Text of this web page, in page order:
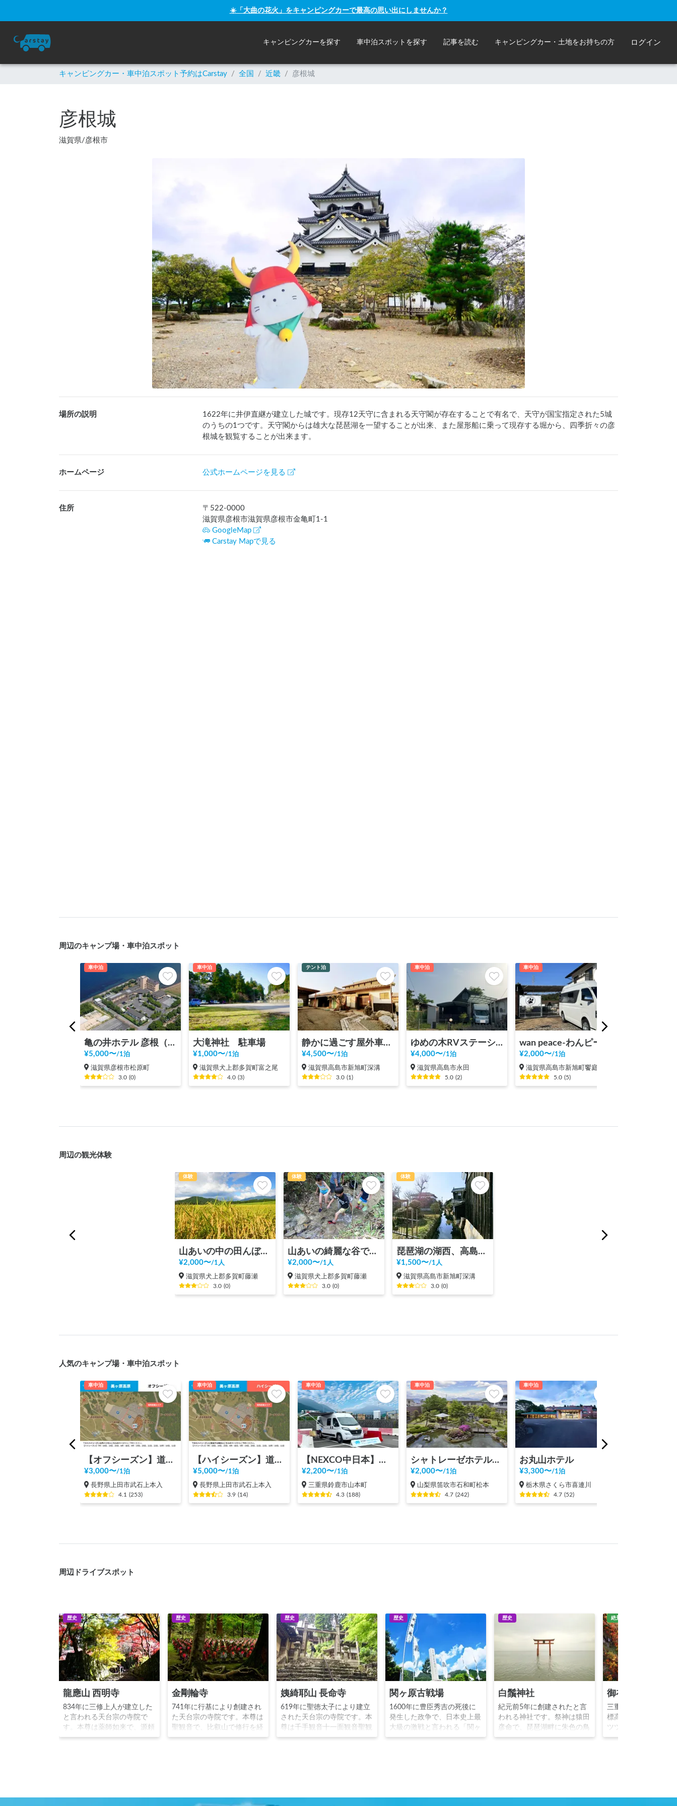
☀️「大曲の花火」をキャンピングカーで最高の思い出にしませんか？
キャンピングカーを探す 車中泊スポットを探す 記事を読む キャンピングカー・土地をお持ちの方 ログイン
キャンピングカー・車中泊スポット予約はCarstay / 全国 / 近畿 / 彦根城
彦根城
滋賀県/彦根市
場所の説明
1622年に井伊直継が建立した城です。現存12天守に含まれる天守閣が存在することで有名で、天守が国宝指定された5城
のうちの1つです。天守閣からは雄大な琵琶湖を一望することが出来、また屋形船に乗って現存する堀から、四季折々の彦
根城を観覧することが出来ます。
ホームページ 公式ホームページを見る
住所 〒 522-0000
滋賀県彦根市滋賀県彦根市金亀町1-1
GoogleMap
Carstay Mapで見る
周辺のキャンプ場・車中泊スポット
車中泊
亀の井ホテル 彦根（旧かんぽの宿彦根）
¥5,000〜/1泊
滋賀県彦根市松原町
3.0 (0)
車中泊
大滝神社 駐車場
¥1,000〜/1泊
滋賀県犬上郡多賀町富之尾
4.0 (3)
テント泊
静かに過ごす屋外車中泊スペース のすたる路@深溝
¥4,500〜/1泊
滋賀県高島市新旭町深溝
3.0 (1)
車中泊
ゆめの木RVステーション
¥4,000〜/1泊
滋賀県高島市永田
5.0 (2)
車中泊
¥2,000〜/1泊
滋賀県高島市新旭町饗庭
5.0 (5)
周辺の観光体験
体験
山あいの中の田んぼで稲刈りと新米おにぎり食べ放題
¥2,000〜/1人
滋賀県犬上郡多賀町藤瀬
3.0 (0)
体験
山あいの綺麗な谷でイワナをつかんで食べる
¥2,000〜/1人
滋賀県犬上郡多賀町藤瀬
3.0 (0)
体験
琵琶湖の湖西、高島市の魅力をシェア
¥1,500〜/1人
滋賀県高島市新旭町深溝
3.0 (0)
人気のキャンプ場・車中泊スポット
車中泊
【オフシーズン】道の駅 美ヶ原高原
¥3,000〜/1泊
長野県上田市武石上本入
4.1 (253)
車中泊
【ハイシーズン】道の駅 美ヶ原高原
¥5,000〜/1泊
長野県上田市武石上本入
3.9 (14)
車中泊
【NEXCO中日本】新名神 鈴鹿PA（上り）RVステーション鈴鹿※電源付き！
¥2,200〜/1泊
三重県鈴鹿市山本町
4.3 (188)
車中泊
シャトレーゼホテル石和
¥2,000〜/1泊
山梨県笛吹市石和町松本
4.7 (242)
車中泊
お丸山ホテル
¥3,300〜/1泊
栃木県さくら市喜連川
4.7 (52)
周辺ドライブスポット
歴史
龍應山 西明寺
834年に三修上人が建立した
と言われる天台宗の寺院で
す。本尊は薬師如来で、源頼
朝が戦勝祈願に訪れたと言い
歴史
金剛輪寺
741年に行基により創建され
た天台宗の寺院です。本尊は
聖観音で、比叡山で修行を経
た円仁の天台密教の道場とさ
る焼き討ちから免れたと言わ
歴史
姨綺耶山 長命寺
619年に聖徳太子により建立
された天台宗の寺院です。本
尊は千手観音十一面観音聖観
音であり、一般公開されてい
われています。
歴史
関ヶ原古戦場
1600年に豊臣秀吉の死後に
発生した政争で、日本史上最
大級の激戦と言われる「関ヶ
原の戦い」の戦場跡です。東
れ、1603年に江戸幕府を開
歴史
白鬚神社
紀元前5年に創建されたと言
われる神社です。祭神は猿田
彦命で、琵琶湖畔に朱色の鳥
居を浮かべることから「近江
うになったと言われていま
絶景
御在所山
三重県と滋賀県の県
標高1212mの山です
ツツジや桜、夏はア
ボ、秋には紅葉、冬
紅葉 © 菰野町 クリエ